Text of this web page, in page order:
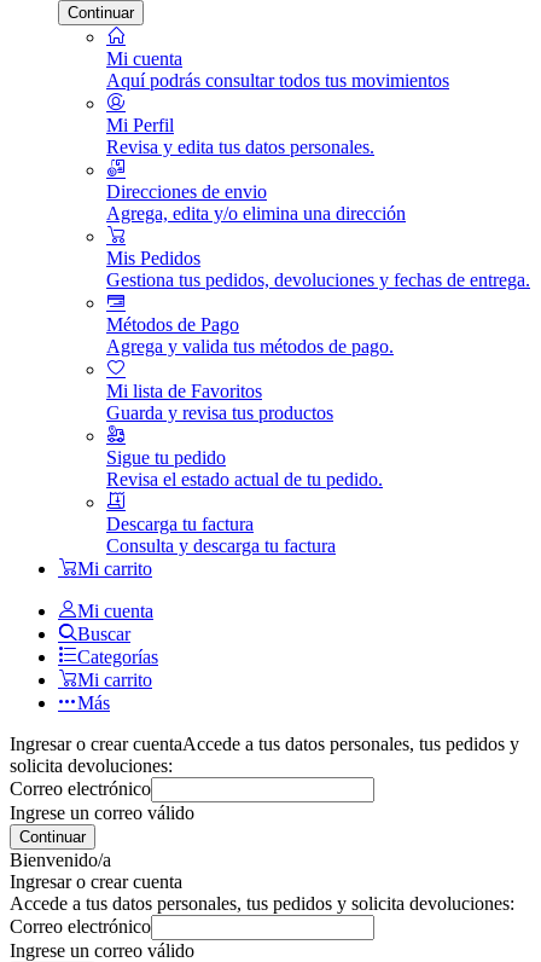
Continuar
Mi cuenta
Aquí podrás consultar todos tus movimientos
Mi Perfil
Revisa y edita tus datos personales.
Direcciones de envio
Agrega, edita y/o elimina una dirección
Mis Pedidos
Gestiona tus pedidos, devoluciones y fechas de entrega.
Métodos de Pago
Agrega y valida tus métodos de pago.
Mi lista de Favoritos
Guarda y revisa tus productos
Sigue tu pedido
Revisa el estado actual de tu pedido.
Descarga tu factura
Consulta y descarga tu factura
Mi carrito
Mi cuenta
Buscar
Categorías
Mi carrito
Más
Ingresar o crear cuentaAccede a tus datos personales, tus pedidos y
solicita devoluciones:
Correo electrónico
Ingrese un correo válido
Continuar
Bienvenido/a
Ingresar o crear cuenta
Accede a tus datos personales, tus pedidos y solicita devoluciones:
Correo electrónico
Ingrese un correo válido